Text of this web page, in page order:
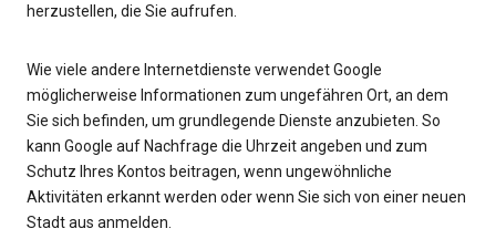
herzustellen, die Sie aufrufen.
Wie viele andere Internetdienste verwendet Google
möglicherweise Informationen zum ungefähren Ort, an dem
Sie sich befinden, um grundlegende Dienste anzubieten. So
kann Google auf Nachfrage die Uhrzeit angeben und zum
Schutz Ihres Kontos beitragen, wenn ungewöhnliche
Aktivitäten erkannt werden oder wenn Sie sich von einer neuen
Stadt aus anmelden.